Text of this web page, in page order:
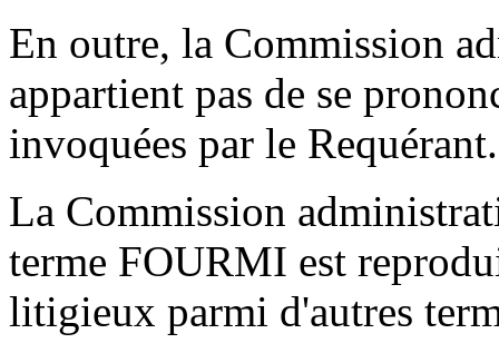
En outre, la Commission
appartient pas de se
invoquées par le Requérant.
La Commission
terme FOURMI est
litigieux parmi d'autres